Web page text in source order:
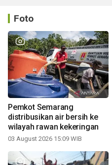
Foto
Pemkot Semarang
distribusikan air bersih ke
wilayah rawan kekeringan
03 August 2026 15:09 WIB